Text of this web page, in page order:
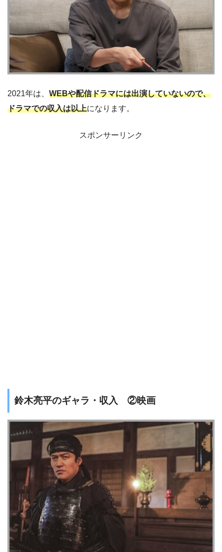
2021年は、 WEBや配信ドラマには出演していないので、
ドラマでの収入は以上になります。
スポンサーリンク
鈴木亮平のギャラ・収入 ②映画